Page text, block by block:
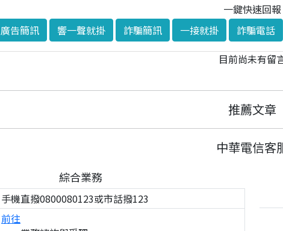
一鍵快速回報
廣告簡訊 響一聲就掛 詐騙簡訊 一接就掛 詐騙電話
目前尚未有留
推薦文章
中華電信客
綜合業務
手機直撥0800080123或市話撥123
前往